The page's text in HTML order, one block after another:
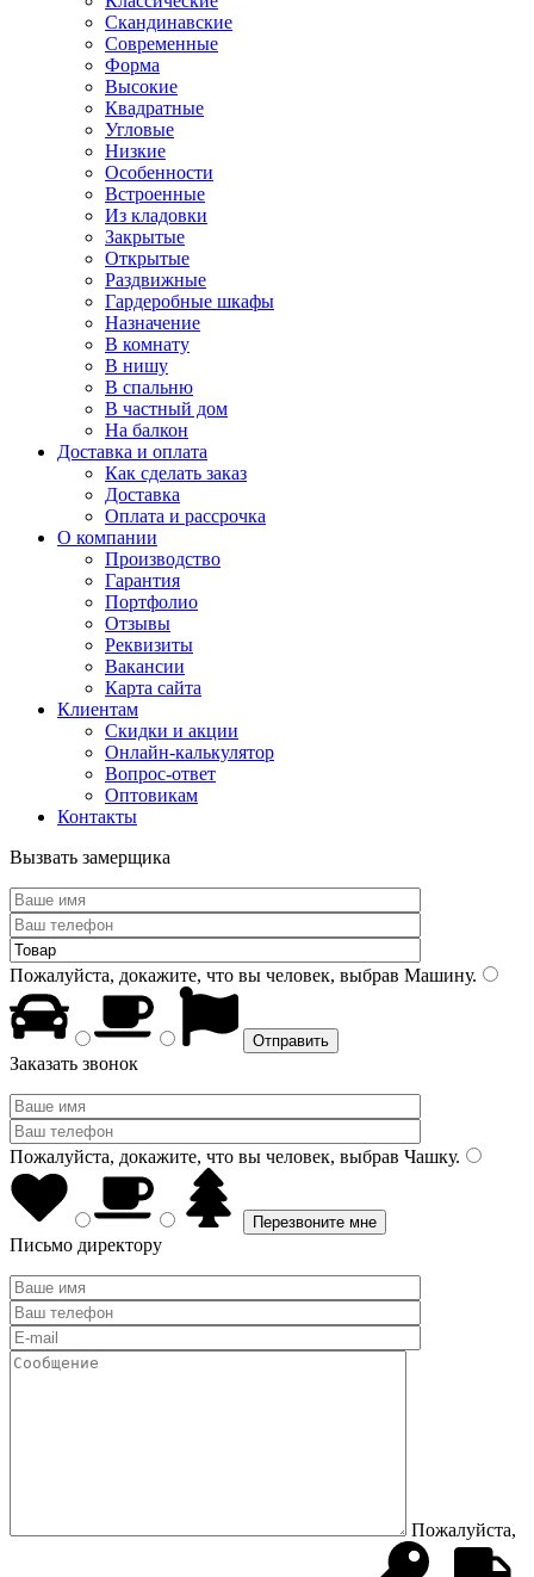
Скандинавские
Современные
Форма
Высокие
Квадратные
Угловые
Низкие
Особенности
Встроенные
Из кладовки
Закрытые
Открытые
Раздвижные
Гардеробные шкафы
Назначение
В комнату
В нишу
В спальню
В частный дом
На балкон
Доставка и оплата
Как сделать заказ
Доставка
Оплата и рассрочка
О компании
Производство
Гарантия
Портфолио
Отзывы
Реквизиты
Вакансии
Карта сайта
Клиентам
Скидки и акции
Онлайн-калькулятор
Вопрос-ответ
Оптовикам
Контакты
Вызвать замерщика
Пожалуйста, докажите, что вы человек, выбрав Машину.
Заказать звонок
Пожалуйста, докажите, что вы человек, выбрав Чашку.
Письмо директору
Пожалуйста,